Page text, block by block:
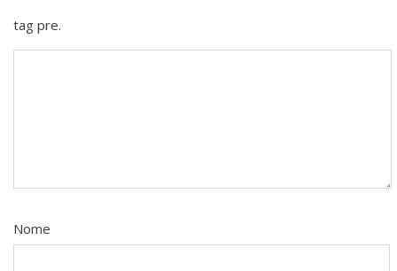
tag pre.
Nome